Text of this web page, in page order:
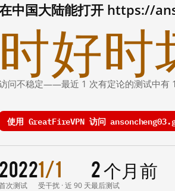
中国大陆能打开 https://
时好时
问不稳定——最近 1 次有定论的测试中有
使用 GreatFireVPN 访问
2022
次测试
1/1
受干扰 · 近 90 天
2 个月前
最后测试